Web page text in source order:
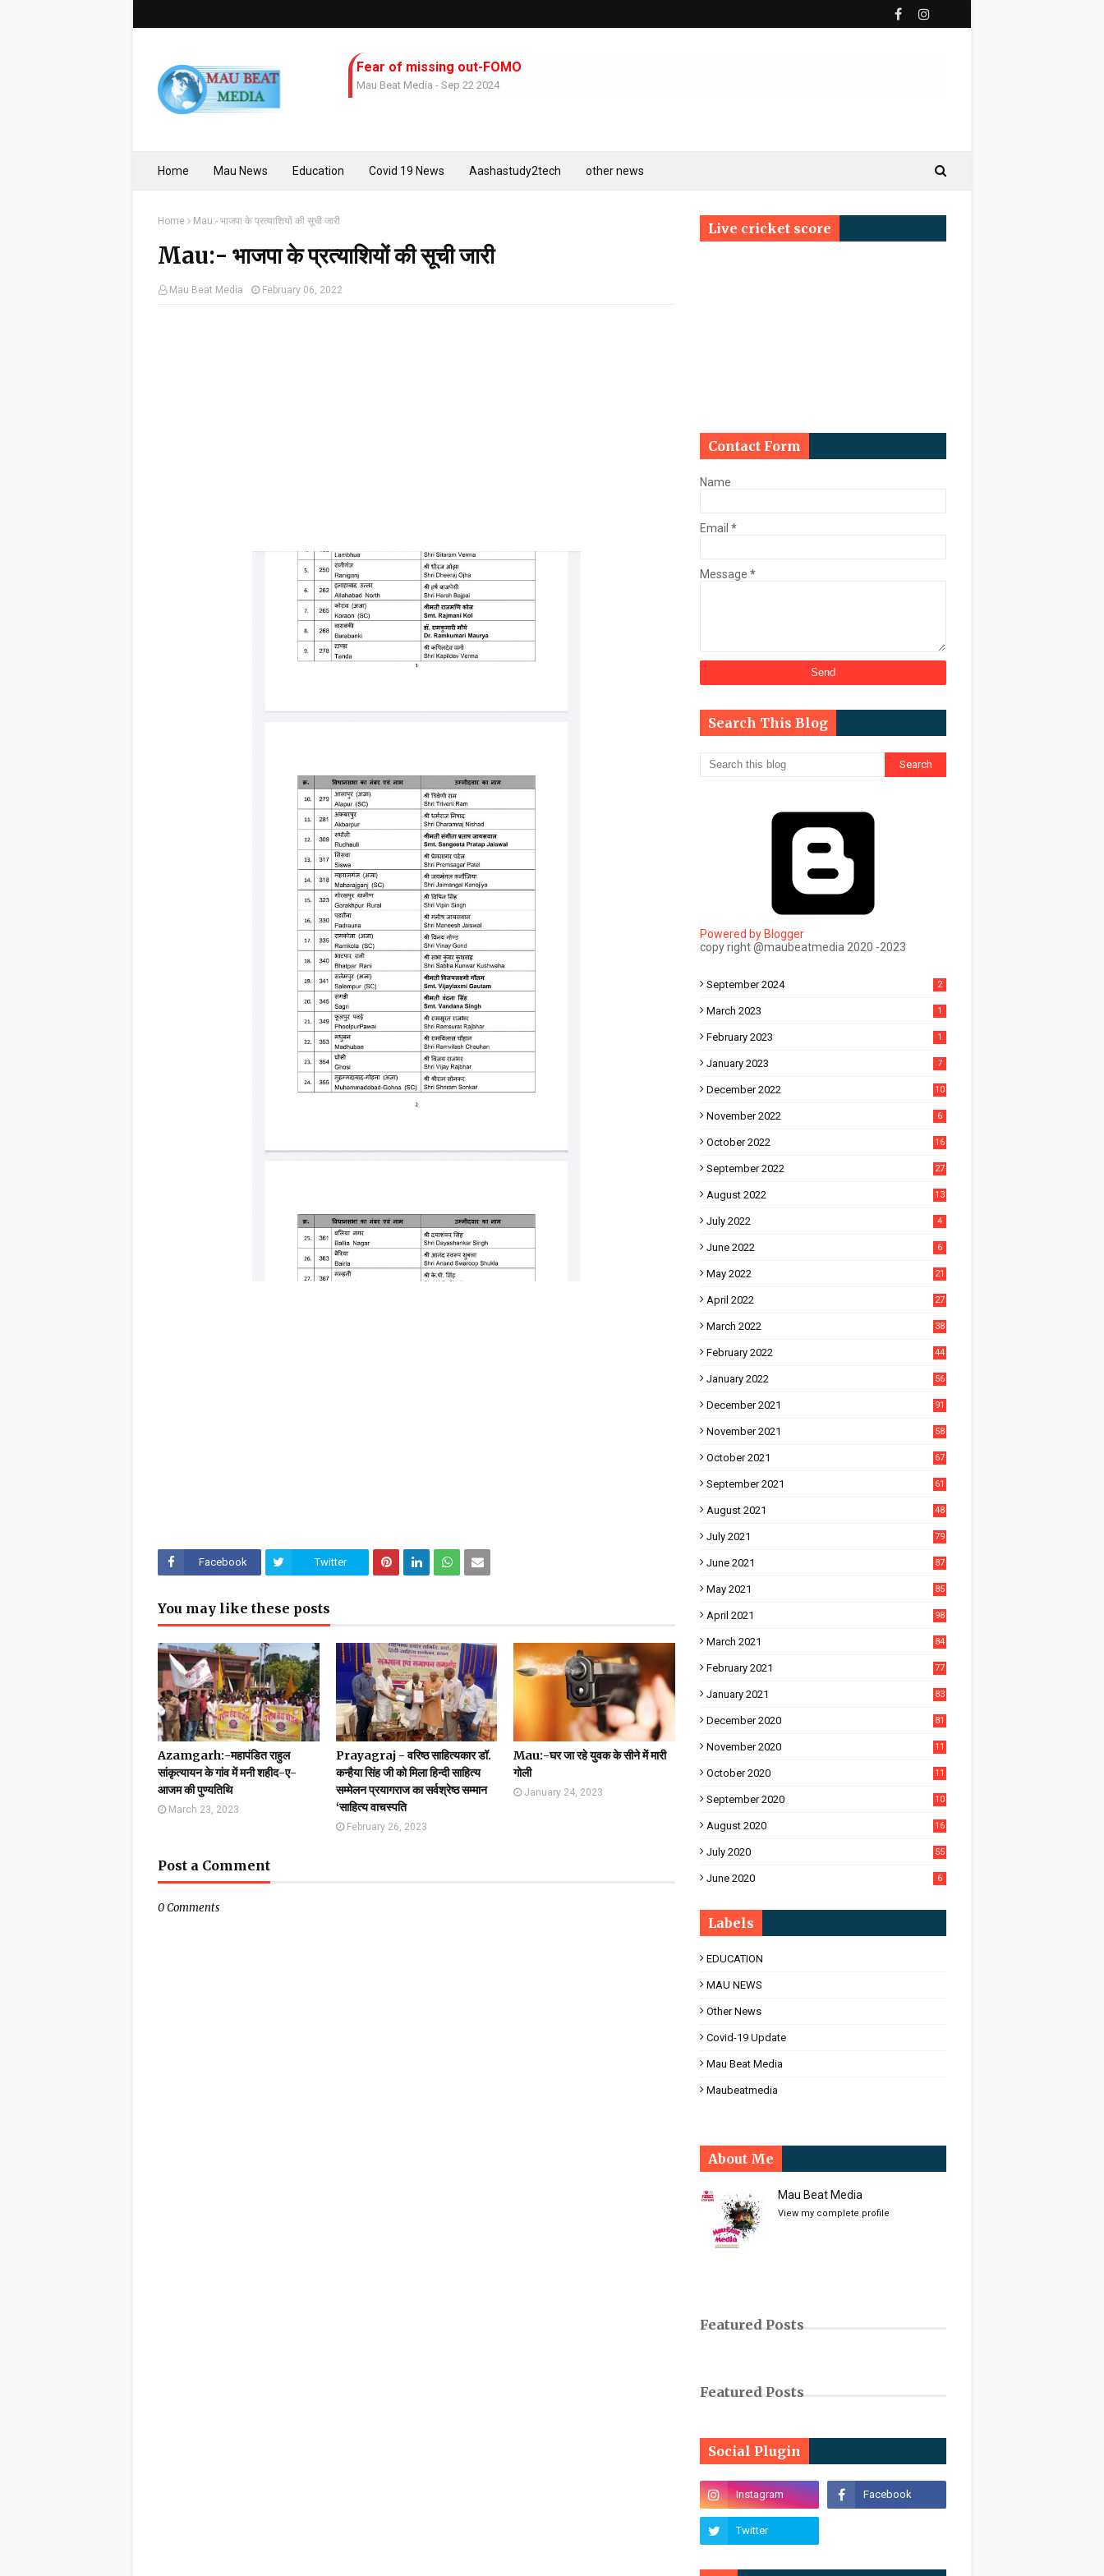
Fear of missing out-FOMO
Mau Beat Media - Sep 22 2024
Mau:-घर जा रहे युवक के सीने में मारी गोली
Mau:-भाजपा के पूर्व सांसद दोषी करार, एक महीने की सजा का एलान भी
Mau Beat Media
Mau:-ठंड को देखते हुए एक से आठ तक के विद्यालय 31 दिसंबर तक बंद
UP:- यूपी निकाय चुनाव पर हाई कोर्ट का बड़ा फैसला, OBC आरक्षण रद्द, तत्काल चुनाव कराने के निर्देश
UP:-निकाय चुनाव पर 27 को सुनाया जाएगा फैसला
Mau Beat Media
Mau:-यूपी में अब रात 11.00 बजे के बाद नहीं चलेंगी रोडवेज बसें
Mau Beat Media-Dec 21 2022
Mau:- V-Mart को जिला प्रशासन ने किया सील
Mau Beat Media-Dec 19 2022
Mau:-माफिया मुख्तार अंसारी के सहयोगी रफीक पर बड़ी कार्रवाई, गैंगस्टर एक्ट के तहत डेढ़ करोड़ की संपत्ति कुर्क
Mau Beat Media-Dec 14 2022
Mau:-जिलाधिकारी ने गुंडा एक्ट के तहत 10 लोगों को किया जिला बदर
Mau Beat Media-Dec 06 2022
Mau:-शिव धनुष भंग,राम बारात कल
Mau Beat Media-Nov 28 2022
Mau:-जांच में 74 खाद्य नमूनों में 19 में मिली मिलावट
Mau Beat Media-
Mau:-जिला पंचायत सदस्य प्रतिनिधि को बनाया बंधक
Mau Beat Media
Mau:-सांप को हाथ में लपेटे में पहुंचा युवक अस्पताल, मची अफरा तफरी
Mau Beat Media
Prayagraj:- इतिहास के पन्नों में विलुप्त हो गये स्वतंत्रता संग्राम के स्थल
Mau Beat Media-Sep 22 2024
Home Mau News Education Covid 19 News Aashastudy2tech other news
Home Mau:- भाजपा के प्रत्याशियों की सूची जारी
Mau:- भाजपा के प्रत्याशियों की सूची जारी
Mau Beat Media February 06, 2022
Facebook Twitter
You may like these posts
Azamgarh:-महापंडित राहुल
सांकृत्यायन के गांव में मनी शहीद-ए-
आजम की पुण्यतिथि
March 23, 2023
Prayagraj - वरिष्ठ साहित्यकार डॉ.
कन्हैया सिंह जी को मिला हिन्दी साहित्य
सम्मेलन प्रयागराज का सर्वश्रेष्ठ सम्मान
‘साहित्य वाचस्पति
February 26, 2023
Mau:-घर जा रहे युवक के सीने में मारी
गोली
January 24, 2023
Post a Comment
0 Comments
Live cricket score
Contact Form
Name
Email *
Message *
Search This Blog
Powered by Blogger
copy right @maubeatmedia 2020 -2023
September 2024 2
March 2023 1
February 2023 1
January 2023 7
December 2022 10
November 2022 6
October 2022 16
September 2022 27
August 2022 13
July 2022 4
June 2022 6
May 2022 21
April 2022 27
March 2022 38
February 2022 44
January 2022 56
December 2021 91
November 2021 58
October 2021 67
September 2021 61
August 2021 48
July 2021 79
June 2021 87
May 2021 85
April 2021 98
March 2021 84
February 2021 77
January 2021 83
December 2020 81
November 2020
11
October 2020
11
September 2020
10
August 2020
16
July 2020 55
June 2020 6
Labels
EDUCATION
MAU NEWS
Other News
Covid-19 Update
Mau Beat Media
Maubeatmedia
About Me
Mau Beat Media
View my complete profile
Featured Posts
Featured Posts
Social Plugin